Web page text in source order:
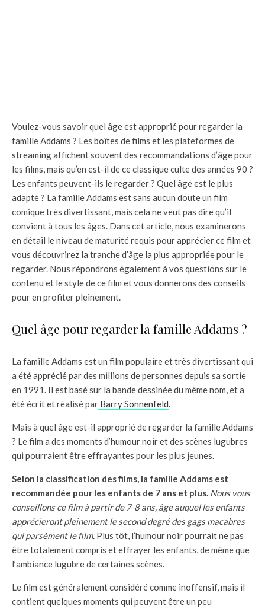
Voulez-vous savoir quel âge est approprié pour regarder la
famille Addams ? Les boîtes de films et les plateformes de
streaming affichent souvent des recommandations d’âge pour
les films, mais qu’en est-il de ce classique culte des années 90 ?
Les enfants peuvent-ils le regarder ? Quel âge est le plus
adapté ? La famille Addams est sans aucun doute un film
comique très divertissant, mais cela ne veut pas dire qu’il
convient à tous les âges. Dans cet article, nous examinerons
en détail le niveau de maturité requis pour apprécier ce film et
vous découvrirez la tranche d’âge la plus appropriée pour le
regarder. Nous répondrons également à vos questions sur le
contenu et le style de ce film et vous donnerons des conseils
pour en profiter pleinement.
Quel âge pour regarder la famille Addams ?
La famille Addams est un film populaire et très divertissant qui
a été apprécié par des millions de personnes depuis sa sortie
en 1991. Il est basé sur la bande dessinée du même nom, et a
été écrit et réalisé par Barry Sonnenfeld.
Mais à quel âge est-il approprié de regarder la famille Addams
? Le film a des moments d’humour noir et des scènes lugubres
qui pourraient être effrayantes pour les plus jeunes.
Selon la classification des films, la famille Addams est
recommandée pour les enfants de 7 ans et plus. Nous vous
conseillons ce film à partir de 7-8 ans, âge auquel les enfants
apprécieront pleinement le second degré des gags macabres
qui parsèment le film. Plus tôt, l’humour noir pourrait ne pas
être totalement compris et effrayer les enfants, de même que
l’ambiance lugubre de certaines scènes.
Le film est généralement considéré comme inoffensif, mais il
contient quelques moments qui peuvent être un peu